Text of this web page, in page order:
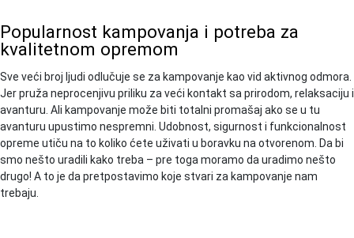
Popularnost kampovanja i potreba za
kvalitetnom opremom
Sve veći broj ljudi odlučuje se za kampovanje kao vid aktivnog odmora.
Jer pruža neprocenjivu priliku za veći kontakt sa prirodom, relaksaciju i
avanturu. Ali kampovanje može biti totalni promašaj ako se u tu
avanturu upustimo nespremni. Udobnost, sigurnost i funkcionalnost
opreme utiču na to koliko ćete uživati u boravku na otvorenom. Da bi
smo nešto uradili kako treba – pre toga moramo da uradimo nešto
drugo! A to je da pretpostavimo koje stvari za kampovanje nam
trebaju.